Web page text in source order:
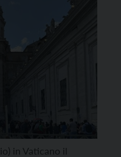
in Vaticano il